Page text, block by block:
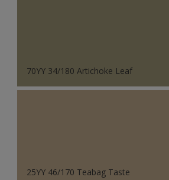
70YY 34/180 Artichoke Leaf
25YY 46/170 Teabag Taste